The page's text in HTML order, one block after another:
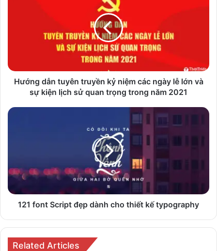
lễ
lớn
kiện
năm
Hướng dẫn tuyên truyền kỷ niệm các ngày lễ lớn và
sự kiện lịch sử quan trọng trong năm 2021
121
thiết
typography
121 font Script đẹp dành cho thiết kế typography
Related Articles